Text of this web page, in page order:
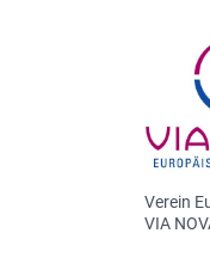
Verein
VIA